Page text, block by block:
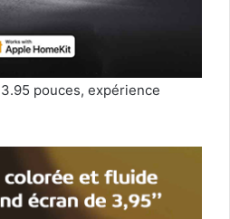
pouces, expérience